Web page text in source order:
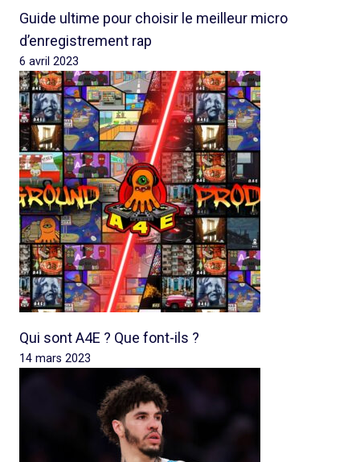
Guide ultime pour choisir le meilleur micro
d’enregistrement rap
6 avril 2023
Qui sont A4E ? Que font-ils ?
14 mars 2023